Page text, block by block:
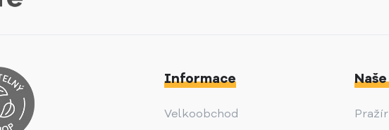
Informace
Velkoobchod